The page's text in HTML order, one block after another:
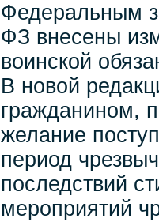
Федеральным
ФЗ внесены
воинской
В новой
гражданином,
желание
период
последствий
мероприятий